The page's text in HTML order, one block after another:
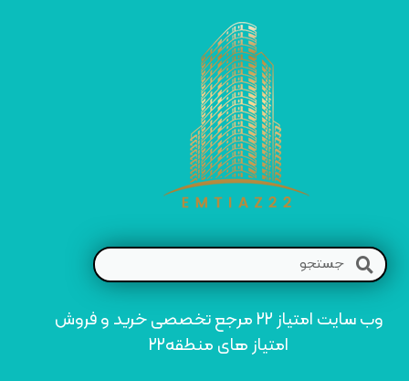
وب سایت امتیاز 22 مرجع تخصصی خرید و فروش
امتیاز های منطقه22